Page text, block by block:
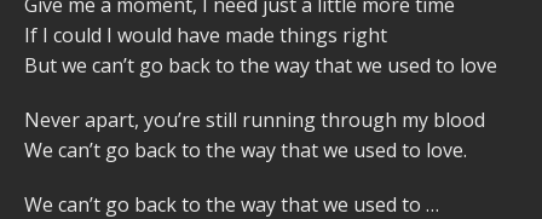
If I could I would have made things right
But we can’t go back to the way that we used to love
Never apart, you’re still running through my blood
We can’t go back to the way that we used to love.
We can’t go back to the way that we used to …